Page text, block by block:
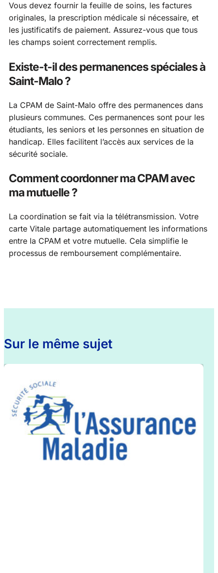
Vous devez fournir la feuille de soins, les factures
originales, la prescription médicale si nécessaire, et
les justificatifs de paiement. Assurez-vous que tous
les champs soient correctement remplis.
Existe-t-il des permanences spéciales à
Saint-Malo ?
La CPAM de Saint-Malo offre des permanences dans
plusieurs communes. Ces permanences sont pour les
étudiants, les seniors et les personnes en situation de
handicap. Elles facilitent l’accès aux services de la
sécurité sociale.
Comment coordonner ma CPAM avec
ma mutuelle ?
La coordination se fait via la télétransmission. Votre
carte Vitale partage automatiquement les informations
entre la CPAM et votre mutuelle. Cela simplifie le
processus de remboursement complémentaire.
Sur le même sujet